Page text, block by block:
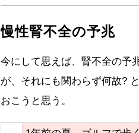
慢性腎不全の予兆
今にして思えば、腎不全の予
が、それにも関わらず何故?
おこうと思う。